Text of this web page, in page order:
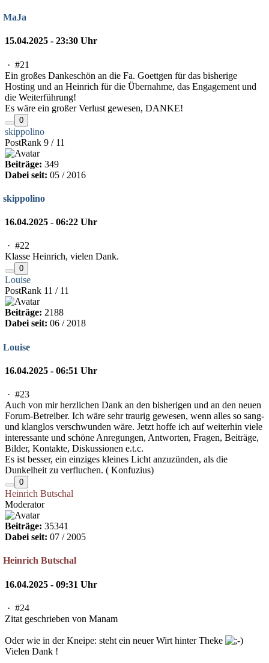
MaJa
15.04.2025 - 23:30 Uhr
· #21
Ein großes Dankeschön an die Fa. Goettgen für das bisherige
Hosting und an Heinrich für die Übernahme, das Engagement und
die Weiterführung!
Es wäre ein großer Verlust gewesen, DANKE!
0
skippolino
PostRank 9 / 11
Beiträge: 349
Dabei seit: 05 / 2016
skippolino
16.04.2025 - 06:22 Uhr
· #22
Klasse Heinrich, vielen Dank.
0
Louise
PostRank 11 / 11
Beiträge: 2188
Dabei seit: 06 / 2018
Louise
16.04.2025 - 06:51 Uhr
· #23
Auch von mir herzlichen Dank an den bisherigen und an den neuen
Forum-Betreiber. Ich wäre sehr traurig gewesen, wenn alles so sang-
und klanglos verschwunden wäre. Jetzt hoffe ich auf weiterhin viele
interessante und schöne Anregungen, Antworten, Fragen, Beiträge,
Bilder, Kontakte, Diskussionen e.t.c.
Es ist besser, ein einziges kleines Licht anzuzünden, als die
Dunkelheit zu verfluchen. ( Konfuzius)
0
Heinrich Butschal
Moderator
Beiträge: 35341
Dabei seit: 07 / 2005
Heinrich Butschal
16.04.2025 - 09:31 Uhr
· #24
Zitat geschrieben von Manam
Oder wie in der Kneipe: steht ein neuer Wirt hinter Theke
Vielen Dank !